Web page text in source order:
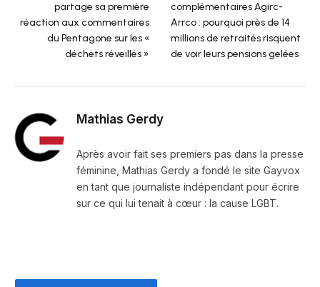
partage sa première
réaction aux commentaires
du Pentagone sur les «
déchets réveillés »
complémentaires Agirc-
Arrco : pourquoi près de 14
millions de retraités risquent
de voir leurs pensions gelées
Mathias Gerdy
Après avoir fait ses premiers pas dans la presse
féminine, Mathias Gerdy a fondé le site Gayvox
en tant que journaliste indépendant pour écrire
sur ce qui lui tenait à cœur : la cause LGBT.